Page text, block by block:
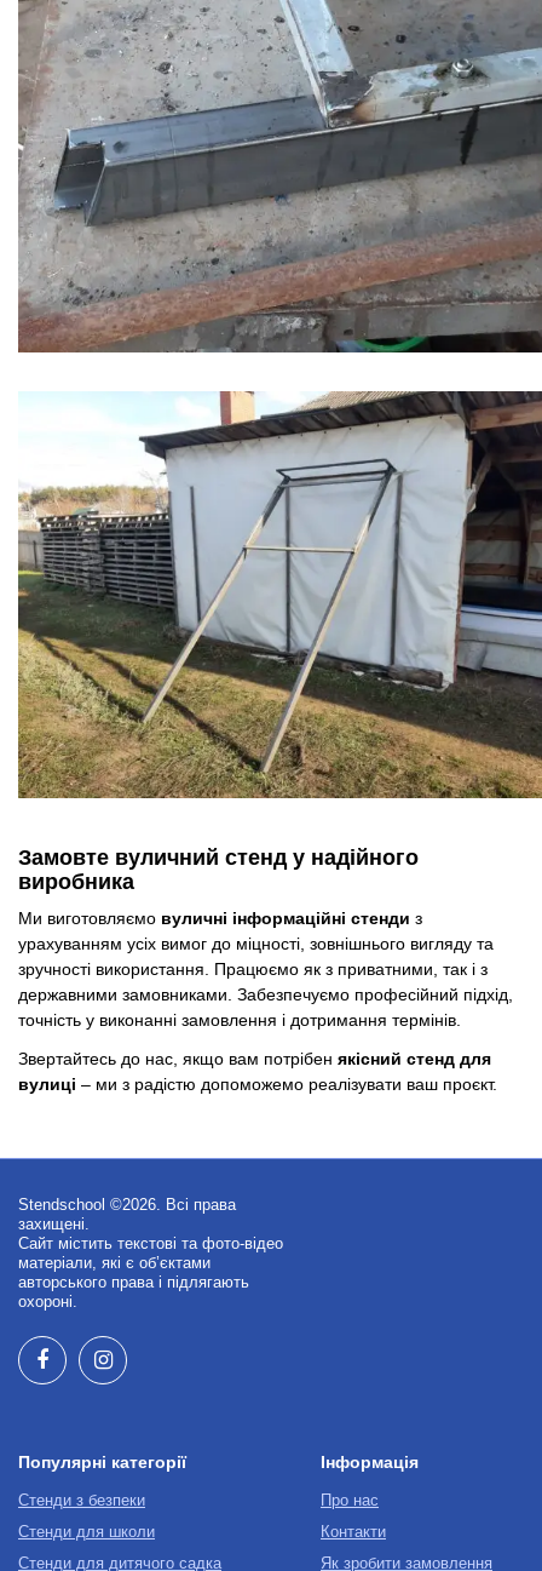
Замовте вуличний стенд у надійного
виробника
Ми виготовляємо вуличні інформаційні стенди з
урахуванням усіх вимог до міцності, зовнішнього вигляду та
зручності використання. Працюємо як з приватними, так і з
державними замовниками. Забезпечуємо професійний підхід,
точність у виконанні замовлення і дотримання термінів.
Звертайтесь до нас, якщо вам потрібен якісний стенд для
вулиці – ми з радістю допоможемо реалізувати ваш проєкт.
Stendschool ©2026. Всі права
захищені.
Сайт містить текстові та фото-відео
матеріали, які є об’єктами
авторського права і підлягають
охороні.
Популярні категорії
Стенди з безпеки
Стенди для школи
Стенди для дитячого садка
Інформація
Про нас
Контакти
Як зробити замовлення